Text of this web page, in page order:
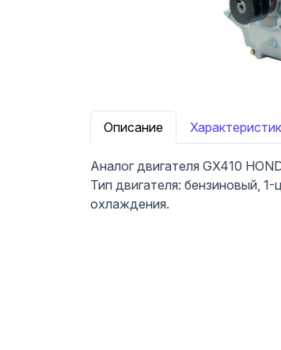
Описание
Аналог двигателя GX410
Тип двигателя: бензиновый,
охлаждения.